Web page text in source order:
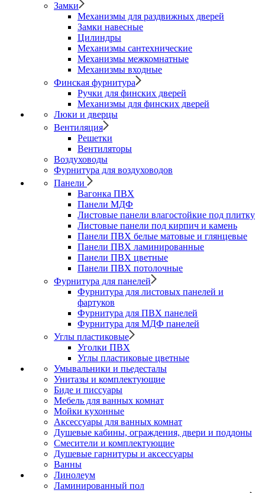
Замки
Механизмы для раздвижных дверей
Замки навесные
Цилиндры
Механизмы сантехнические
Механизмы межкомнатные
Механизмы входные
Финская фурнитура
Ручки для финских дверей
Механизмы для финских дверей
Люки и дверцы
Вентиляция
Решетки
Вентиляторы
Воздуховоды
Фурнитура для воздуховодов
Панели
Вагонка ПВХ
Панели МДФ
Листовые панели влагостойкие под плитку
Листовые панели под кирпич и камень
Панели ПВХ белые матовые и глянцевые
Панели ПВХ ламинированные
Панели ПВХ цветные
Панели ПВХ потолочные
Фурнитура для панелей
Фурнитура для листовых панелей и
фартуков
Фурнитура для ПВХ панелей
Фурнитура для МДФ панелей
Углы пластиковые
Уголки ПВХ
Углы пластиковые цветные
Умывальники и пьедесталы
Унитазы и комплектующие
Биде и писсуары
Мебель для ванных комнат
Мойки кухонные
Аксессуары для ванных комнат
Душевые кабины, ограждения, двери и поддоны
Смесители и комплектующие
Душевые гарнитуры и аксессуары
Ванны
Линолеум
Ламинированный пол